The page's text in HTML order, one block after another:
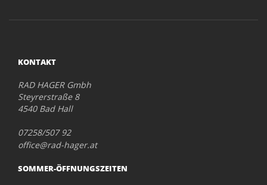
KONTAKT
RAD HAGER Gmbh
Steyrerstraße 8
4540 Bad Hall
07258/507 92
office@rad-hager.at
SOMMER-ÖFFNUNGSZEITEN